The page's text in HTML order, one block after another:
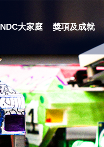
NDC大家庭 獎項及成就